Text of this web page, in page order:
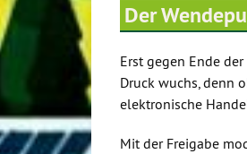
Der
Erst gegen Ende
Druck wuchs, denn
elektronische
Mit der Freigabe